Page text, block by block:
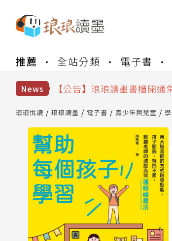
推薦 全站分類 電子書
News
【公告】因 Readmoo 讀墨
【公告】琅琅讀墨書櫃開通
【公告】琅琅書店服務升級
【公告】因 Readmoo 讀墨
琅琅悅讀 琅琅讀墨 電子書 青少年與兒童